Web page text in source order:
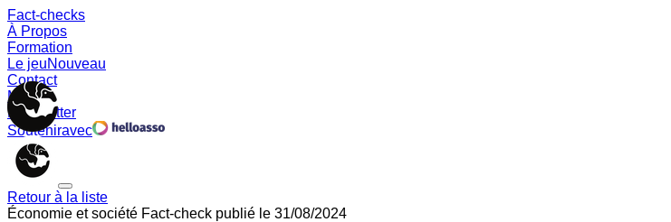
Fact-checks
À Propos
Formation
Le jeuNouveau
Contact
Memes
Newsletter
Souteniravec
Retour à la liste
Économie et société Fact-check publié le 31/08/2024